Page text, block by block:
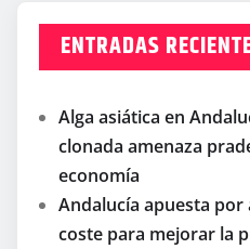
ENTRADAS
Alga asiática en
clonada amenaza
economía
Andalucía apuesta por
coste para mejorar la